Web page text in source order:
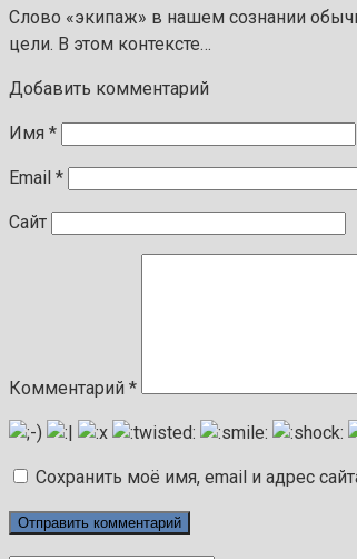
Слово «экипаж» в нашем сознании
цели. В этом контексте…
Добавить комментарий
Имя *
Email *
Сайт
Комментарий *
Сохранить моё имя, email и адрес